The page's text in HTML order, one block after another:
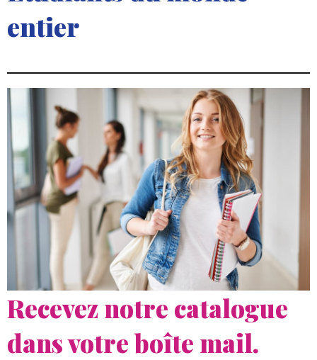
entier
Recevez notre catalogue
dans votre boîte mail.